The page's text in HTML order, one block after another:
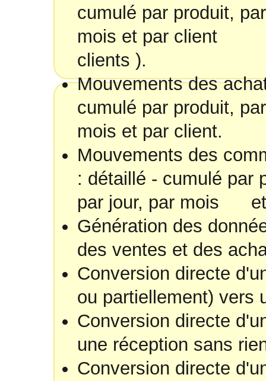
cumulé par produit,
mois et par client (
clients ).
Mouvements des
cumulé par produit,
mois et par client.
Mouvements des
: détaillé - cumulé par
par jour, par mois et
Génération des
des ventes et des
Conversion directe
ou partiellement) vers
Conversion directe
une réception sans
Conversion directe